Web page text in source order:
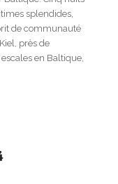
splendides,
de communauté
près de
en Baltique,